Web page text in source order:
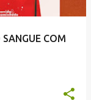
COM